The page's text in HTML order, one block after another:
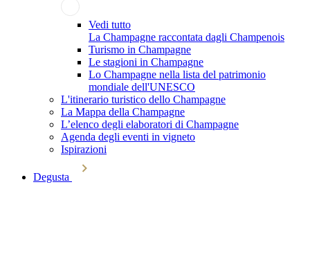
Vedi tutto
La Champagne raccontata dagli Champenois
Turismo in Champagne
Le stagioni in Champagne
Lo Champagne nella lista del patrimonio
mondiale dell'UNESCO
L'itinerario turistico dello Champagne
La Mappa della Champagne
L’elenco degli elaboratori di Champagne
Agenda degli eventi in vigneto
Ispirazioni
Degusta